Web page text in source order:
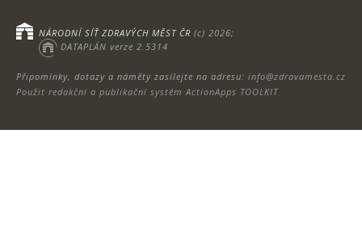
Připomínky, dotazy a náměty zasílejte na adresu: info@zdravamesta.cz
Použit redakční a publikační systém ActionApps TOOLKIT
NÁRODNÍ SÍŤ ZDRAVÝCH MĚST ČR (c) 2026;
DATAPLÁN verze 2.5314